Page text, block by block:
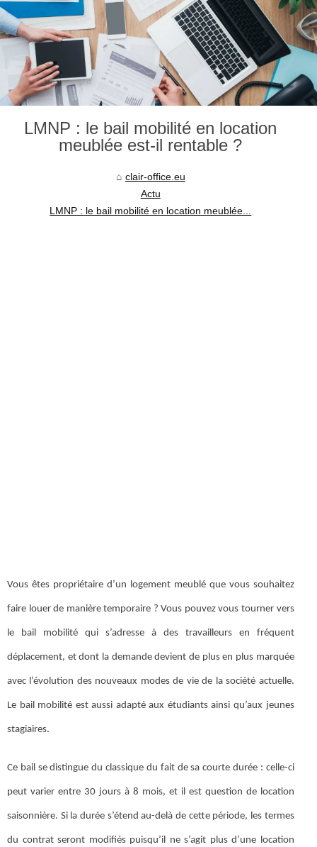
LMNP : le bail mobilité en location
meublée est-il rentable ?
clair-office.eu
Actu
LMNP : le bail mobilité en location meublée...
Vous êtes propriétaire d’un logement meublé que vous souhaitez
faire louer de manière temporaire ? Vous pouvez vous tourner vers
le bail mobilité qui s’adresse à des travailleurs en fréquent
déplacement, et dont la demande devient de plus en plus marquée
avec l’évolution des nouveaux modes de vie de la société actuelle.
Le bail mobilité est aussi adapté aux étudiants ainsi qu’aux jeunes
stagiaires.
Ce bail se distingue du classique du fait de sa courte durée : celle-ci
peut varier entre 30 jours à 8 mois, et il est question de location
saisonnière. Si la durée s’étend au-delà de cette période, les termes
du contrat seront modifiés puisqu’il ne s’agit plus d’une location